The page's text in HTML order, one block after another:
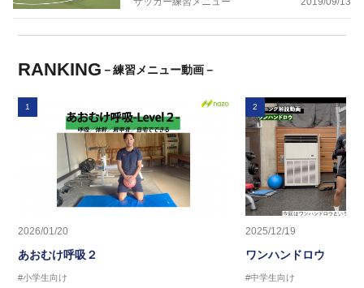
RANKING －練習メニュー動画－
1
2026/01/20
あおむけ呼吸２
#小学生向け
2
2025/12/19
ワンハンドロウ
#中学生向け